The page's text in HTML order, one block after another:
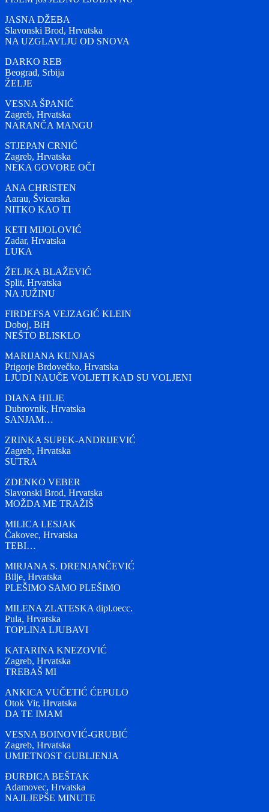
JASNA DŽEBA
Slavonski Brod, Hrvatska
NA UZGLAVLJU OD SNOVA
DARKO REB
Beograd, Srbija
ŽELJE
VESNA ŠPANIĆ
Zagreb, Hrvatska
NARANČA MANGU
STJEPAN CRNIĆ
Zagreb, Hrvatska
NEKA GOVORE OČI
ANA CHRISTEN
Aarau, Švicarska
NITKO KAO TI
KETI MIJOLOVIĆ
Zadar, Hrvatska
LUKA
ŽELJKA BLAŽEVIĆ
Split, Hrvatska
NA JUŽINU
FIRDEFSA VEJZAGIĆ KLEIN
Doboj, BiH
NEŠTO BLISKLO
MARIJANA KUNJAS
Prigorje Brdovečko, Hrvatska
LJUDI NAUČE VOLJETI KAD SU VOLJENI
DIANA HILJE
Dubrovnik, Hrvatska
SANJAM…
ZRINKA SUPEK-ANDRIJEVIĆ
Zagreb, Hrvatska
SUTRA
ZDENKO VEBER
Slavonski Brod, Hrvatska
MOŽDA ME TRAŽIŠ
MILICA LESJAK
Čakovec, Hrvatska
TEBI…
MIRJANA S. DRENJANČEVIĆ
Bilje, Hrvatska
PLEŠIMO SAMO PLEŠIMO
MILENA ZLATESKA dipl.oecc.
Pula, Hrvatska
TOPLINA LJUBAVI
KATARINA KNEZOVIĆ
Zagreb, Hrvatska
TREBAŠ MI
ANKICA VUČETIĆ ĆEPULO
Otok Vir, Hrvatska
DA TE IMAM
VESNA BOINOVIĆ-GRUBIĆ
Zagreb, Hrvatska
UMJETNOST GUBLJENJA
ĐURĐICA BEŠTAK
Adamovec, Hrvatska
NAJLJEPŠE MINUTE